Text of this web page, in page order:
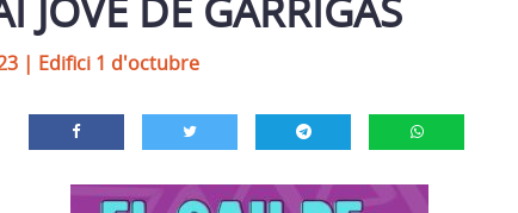
JOVE DE GARRIGÀS
| Edifici 1 d'octubre